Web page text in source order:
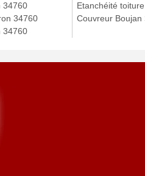
34760
34760
34760
Etanchéité
Couvreur